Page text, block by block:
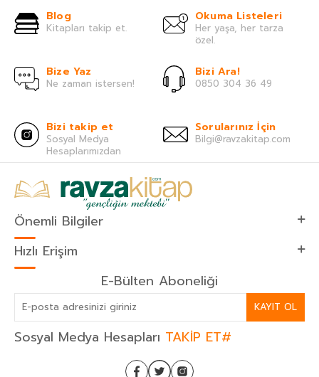
Blog
Kitapları takip et.
Okuma Listeleri
Her yaşa, her tarza
özel.
Bize Yaz
Ne zaman istersen!
Bizi Ara!
0850 304 36 49
Bizi takip et
Sosyal Medya
Hesaplarımızdan
Sorularınız İçin
Bilgi@ravzakitap.com
Önemli Bilgiler
Hızlı Erişim
E-Bülten Aboneliği
KAYIT OL
Sosyal Medya Hesapları TAKİP ET#